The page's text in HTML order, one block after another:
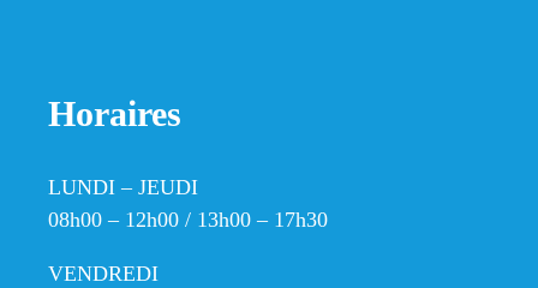
Horaires
LUNDI – JEUDI
08h00 – 12h00 / 13h00 – 17h30
VENDREDI